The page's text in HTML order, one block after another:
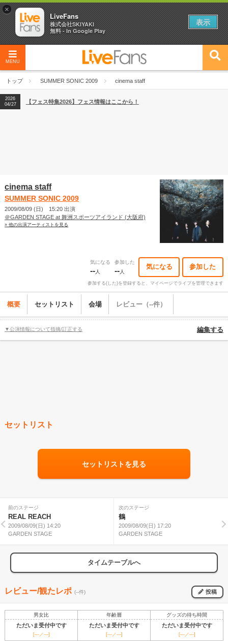
MENU
トップ SUMMER SONIC 2009 cinema staff
2026
04/27
2026
【ライブ動員ランキング】2026年上半期編発表！
2026
04/27
【フェス特集2026】フェス情報はここから！
cinema staff
SUMMER SONIC 2009
2009/08/09 (日) 15:20 出演
＠GARDEN STAGE at 舞洲スポーツアイランド (大阪府)
» 他の出演アーティストを見る
気になる
--人
参加した
--人
気になる 参加した
参加する(した)を登録すると、マイページでライブを管理できます
概要 セットリスト 会場 レビュー（--件）
▼公演情報について指摘/訂正する 編集する
セットリスト
セットリストを見る
前のステージ
REAL REACH
2009/08/09(日) 14:20
GARDEN STAGE
次のステージ
鶴
2009/08/09(日) 17:20
GARDEN STAGE
タイムテーブルへ
レビュー/観たレポ (--件) 投稿
男女比 年齢層 グッズの待ち時間
ただいま受付中です ただいま受付中です ただいま受付中です
[---／---] [---／---] [---／---]
×
LiveFans
株式会社SKIYAKI
無料 - In Google Play
表示